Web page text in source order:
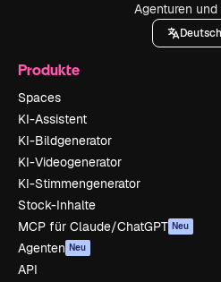
Agenturen und
Deutsch
Produkte
Spaces
KI-Assistent
KI-Bildgenerator
KI-Videogenerator
KI-Stimmengenerator
Stock-Inhalte
MCP für Claude/ChatGPT Neu
Agenten Neu
API